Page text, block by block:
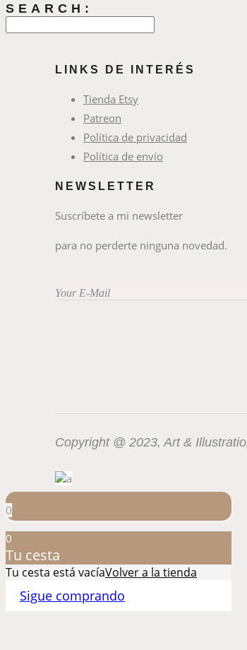
SEARCH:
LINKS DE INTERÉS
Tienda Etsy
Patreon
Política de privacidad
Política de envío
NEWSLETTER
Suscríbete a mi newsletter
para no perderte ninguna novedad.
Copyright @ 2023, Art &
0
0
Tu cesta
Tu cesta está vacíaVolver a la tienda
Sigue comprando